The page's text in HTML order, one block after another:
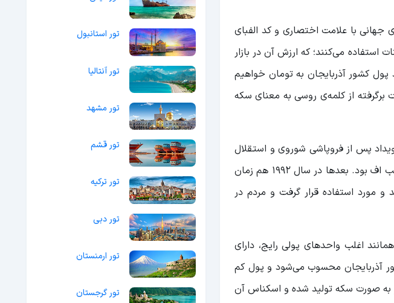
استفاده می‌کنند؛ که ارزش آن در بازار
کشور آذربایجان به تومان خواهیم
از کلمه‌ی روسی به معنای سکه
پس از فروپاشی شوروی و استقلال
رخ داد که مصادف با ریاست جمهوری اولین رئیس جمهور آذربایجان، ایاز مطلب اف بود. بعدها در سال ۱۹۹۲ هم زمان
مورد استفاده قرار گرفت و مردم در
اغلب واحدهای پولی رایج، دارای
آذربایجان محسوب می‌شود و پول کم
به صورت سکه تولید شده و اسکناس آن
تور استانبول
تور آنتالیا
تور مشهد
تور قشم
تور ترکیه
تور دبی
تور ارمنستان
تور گرجستان